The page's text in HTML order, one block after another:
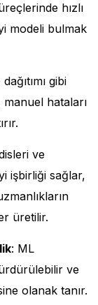
hızlı
modeli bulmak
gibi
hataları
ve
işbirliği sağlar,
üretilir.
: ML
ve
olanak tanır.